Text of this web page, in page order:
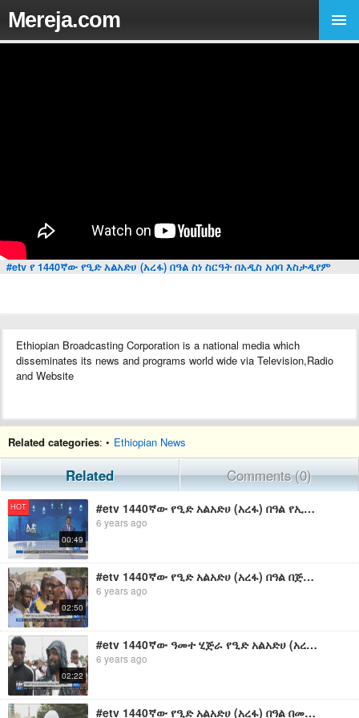
Mereja.com
#etv የ 1440ኛው የዒድ አልአድሀ (አረፋ) በዓል ስነ ስርዓት በአዲስ አበባ እስታዲየም
Ethiopian Broadcasting Corporation is a national media which
disseminates its news and programs world wide via Television,Radio
and Website
Related categories: • Ethiopian News
Related Comments (0)
HOT
00:49
#etv 1440ኛው የዒድ አልአድሀ (አረፋ) በዓል የኢድ ሶላት ስነ ስርዓት በሰላም መጠናቀቁን የአዲስ አበባ ፖሊስ ኮሚሽን አስታውቋል፡፡
6 years ago
02:50
#etv 1440ኛው የዒድ አልአድሀ (አረፋ) በዓል በጅማ ከተማ ተከበረ፡፡
6 years ago
02:22
#etv 1440ኛው ዓመተ ሂጅራ የዒድ አልአድሀ (አረፋ) በዓል በሀረሪ ክልል ተከበረ፡፡
6 years ago
#etv 1440ኛው የዒድ አልአድሀ (አረፋ) በዓል በመቐሌ ከተማ ተከበረ፡፡